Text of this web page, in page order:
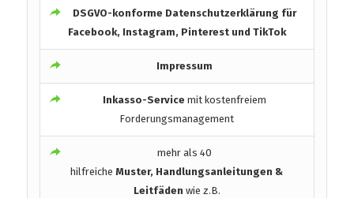
DSGVO-konforme Datenschutzerklärung für
Facebook, Instagram, Pinterest und TikTok
Impressum
Inkasso-Service mit kostenfreiem
Forderungsmanagement
mehr als 40
hilfreicheMuster, Handlungsanleitungen &
Leitfäden wie z.B.